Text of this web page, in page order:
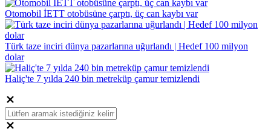
Otomobil İETT otobüsüne çarptı, üç can kaybı var
Türk taze inciri dünya pazarlarına uğurlandı | Hedef 100 milyon
dolar
Haliç'te 7 yılda 240 bin metreküp çamur temizlendi